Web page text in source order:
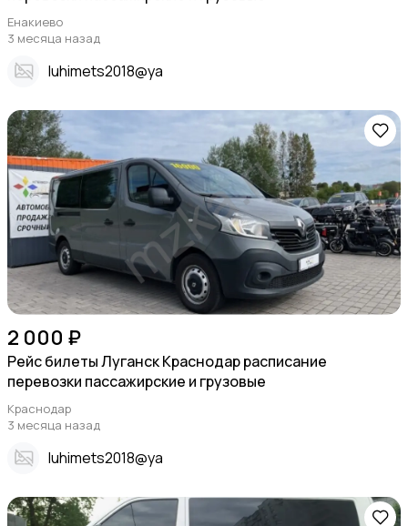
Енакиево
3 месяца назад
Iuhimets2018@ya
2 000 ₽
Рейс билеты Луганск Краснодар расписание
перевозки пассажирские и грузовые
Краснодар
3 месяца назад
Iuhimets2018@ya